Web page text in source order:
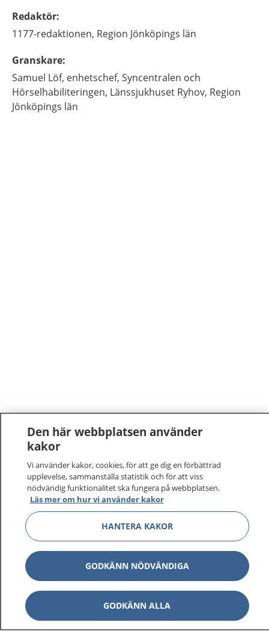
Redaktör:
1177-redaktionen, Region Jönköpings län
Granskare:
Samuel Löf, enhetschef, Syncentralen och
Hörselhabiliteringen, Länssjukhuset Ryhov, Region
Jönköpings län
1177–tryggt om din hälsa och vård
På 1177.se får du råd om hälsa och information om
sjukdomar och vilka mottagningar du kan kontakta.
Logga in för att läsa din journal och göra dina
vårdärenden. Ring telefonnummer 1177 för
sjukvårdsrådgivning dygnet runt.
1177 ger dig råd när du vill må bättre.
Den här webbplatsen använder
kakor
Vi använder kakor, cookies, för att ge dig en förbättrad
upplevelse, sammanställa statistik och för att viss
nödvändig funktionalitet ska fungera på webbplatsen.
Läs mer om hur vi använder kakor
HANTERA KAKOR
GODKÄNN NÖDVÄNDIGA
GODKÄNN ALLA